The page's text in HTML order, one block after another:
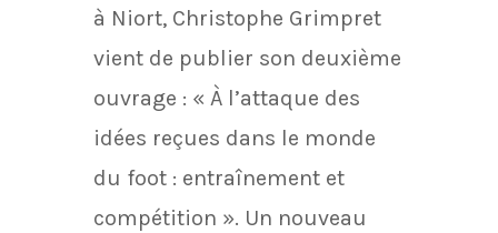
à Niort, Christophe Grimpret
vient de publier son deuxième
ouvrage : « À l’attaque des
idées reçues dans le monde
du foot : entraînement et
compétition ». Un nouveau